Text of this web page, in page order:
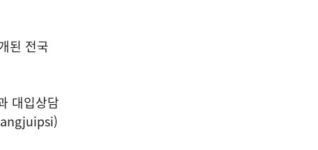
된 전국
대입상담